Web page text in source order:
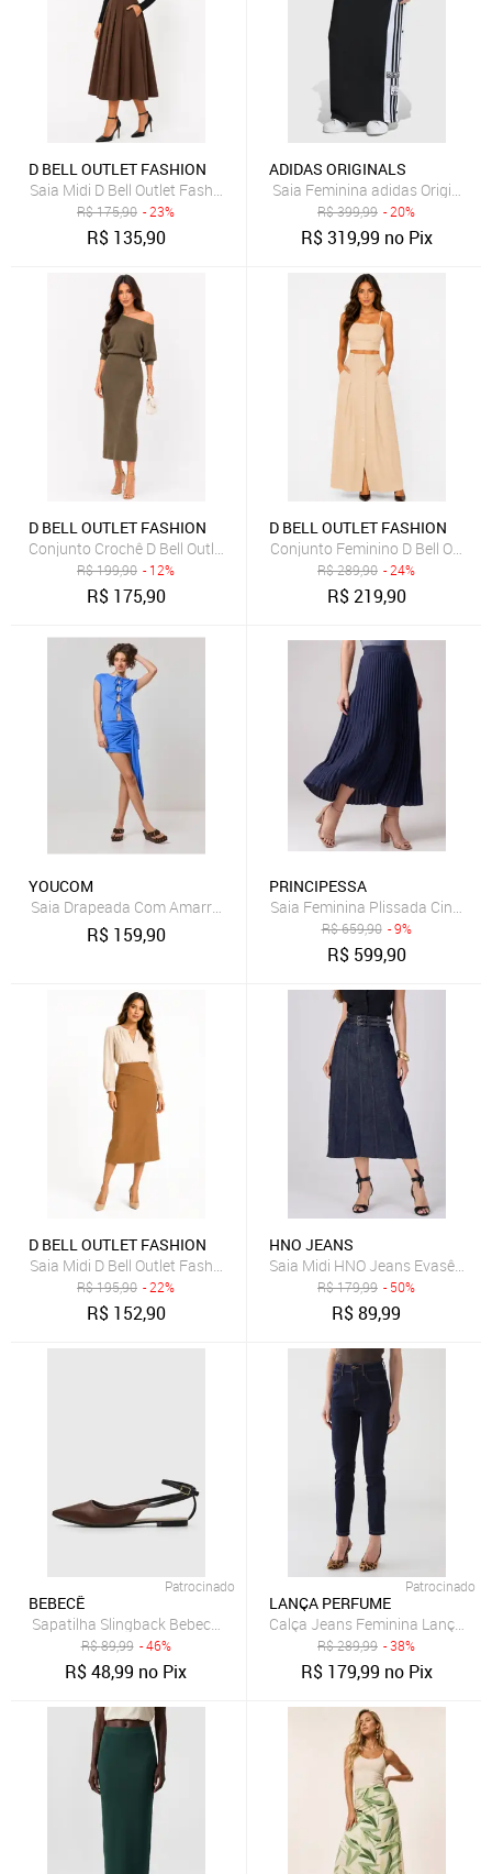
D BELL OUTLET FASHION
Saia Midi D Bell Outlet Fashion Evasê Com Pregas Marrom
R$175,90 - 23%
R$ 135,90
ADIDAS ORIGINALS
Saia Feminina adidas Originals
R$399,99 - 20%
R$319,99 no Pix
D BELL OUTLET FASHION
Conjunto Crochê D Bell Outlet Fashion Verde
R$199,90 - 12%
R$ 175,90
D BELL OUTLET FASHION
Conjunto Feminino D Bell Outlet
R$289,90 - 24%
R$219,90
YOUCOM
Saia Drapeada Com Amarração Lateral
R$ 159,90
PRINCIPESSA
Saia Feminina Plissada Cintura
R$659,90 - 9%
R$ 599,90
D BELL OUTLET FASHION
Saia Midi D Bell Outlet Fashion Transpassada Caramelo
R$195,90 - 22%
R$ 152,90
HNO JEANS
Saia Midi HNO Jeans Evasê
R$179,99 - 50%
R$89,99
Patrocinado
BEBECÊ
Sapatilha Slingback Bebecê Lisa Café
R$89,99 - 46%
R$48,99 no Pix
Patrocinado
LANÇA PERFUME
Calça Jeans Feminina Lança
R$289,99 - 38%
R$ 179,99 no Pix